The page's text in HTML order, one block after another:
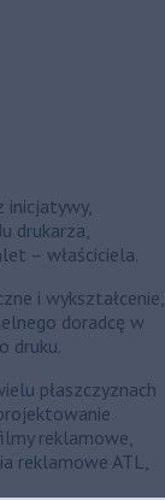
inicjatywy,
drukarza,
– właściciela.
i wykształcenie,
doradcę w
druku.
płaszczyznach
reklamowe,
reklamowe ATL,